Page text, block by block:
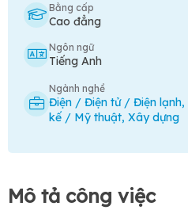
Bằng cấp
Cao đẳng
Ngôn ngữ
Tiếng Anh
Ngành nghề
Điện / Điện tử / Điện lạnh,
kế / Mỹ thuật, Xây dựng
Mô tả công việc